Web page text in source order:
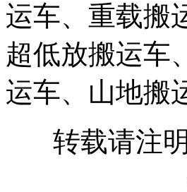
运车、重载搬
超低放搬运车
运车、山地
转载请注